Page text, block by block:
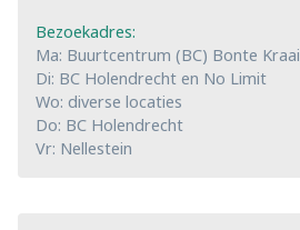
Bezoekadres:
Ma: Buurtcentrum (BC) Bonte Kraai
Di: BC Holendrecht en No Limit
Wo: diverse locaties
Do: BC Holendrecht
Vr: Nellestein